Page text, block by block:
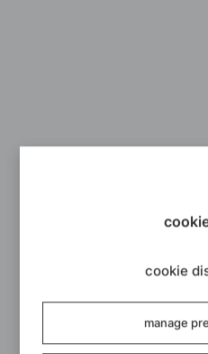
cookie
manage